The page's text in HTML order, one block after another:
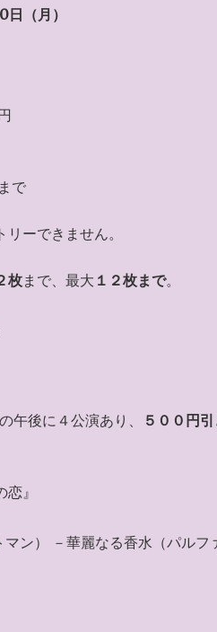
日（月）
で
ーできません。
枚まで、最大 １２枚まで。
午後に４公演あり、 ５００円引
』
ン） －華麗なる香水（パルフ